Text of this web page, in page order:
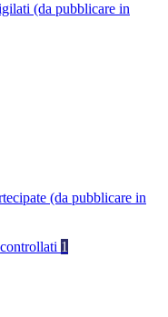
(da pubblicare in
(da pubblicare in
1